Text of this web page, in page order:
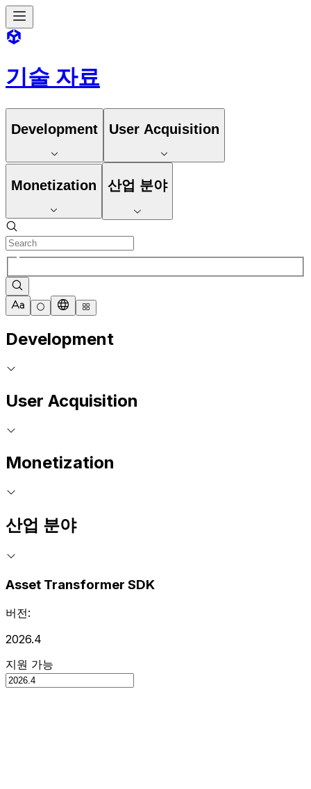
기술 자료
Development User Acquisition
Monetization 산업 분야
Development
User Acquisition
Monetization
산업 분야
Asset Transformer SDK
버전:
2026.4
지원 가능